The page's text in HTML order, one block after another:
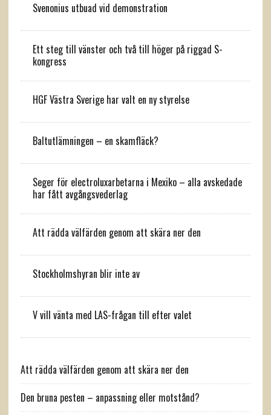
Svenonius utbuad vid demonstration
Ett steg till vänster och två till höger på riggad S-
kongress
HGF Västra Sverige har valt en ny styrelse
Baltutlämningen – en skamfläck?
Seger för electroluxarbetarna i Mexiko – alla avskedade
har fått avgångsvederlag
Att rädda välfärden genom att skära ner den
Stockholmshyran blir inte av
V vill vänta med LAS-frågan till efter valet
Att rädda välfärden genom att skära ner den
Den bruna pesten – anpassning eller motstånd?